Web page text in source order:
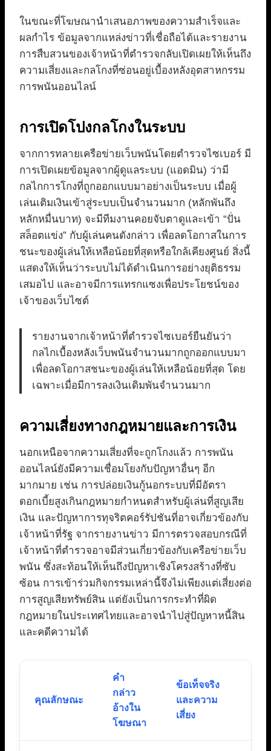
ในขณะที่โฆษณานำเสนอภาพของความสำเร็จและ
ผลกำไร ข้อมูลจากแหล่งข่าวที่เชื่อถือได้และรายงาน
การสืบสวนของเจ้าหน้าที่ตำรวจกลับเปิดเผยให้เห็นถึง
ความเสี่ยงและกลโกงที่ซ่อนอยู่เบื้องหลังอุตสาหกรรม
การพนันออนไลน์
การเปิดโปงกลโกงในระบบ
จากการทลายเครือข่ายเว็บพนันโดยตำรวจไซเบอร์ มี
การเปิดเผยข้อมูลจากผู้ดูแลระบบ (แอดมิน) ว่ามี
กลไกการโกงที่ถูกออกแบบมาอย่างเป็นระบบ เมื่อผู้
เล่นเติมเงินเข้าสู่ระบบเป็นจำนวนมาก (หลักพันถึง
หลักหมื่นบาท) จะมีทีมงานคอยจับตาดูและเข้า “ปั่น
สล็อตแข่ง” กับผู้เล่นคนดังกล่าว เพื่อลดโอกาสในการ
ชนะของผู้เล่นให้เหลือน้อยที่สุดหรือใกล้เคียงศูนย์ สิ่งนี้
แสดงให้เห็นว่าระบบไม่ได้ดำเนินการอย่างยุติธรรม
เสมอไป และอาจมีการแทรกแซงเพื่อประโยชน์ของ
เจ้าของเว็บไซต์
รายงานจากเจ้าหน้าที่ตำรวจไซเบอร์ยืนยันว่า
กลไกเบื้องหลังเว็บพนันจำนวนมากถูกออกแบบมา
เพื่อลดโอกาสชนะของผู้เล่นให้เหลือน้อยที่สุด โดย
เฉพาะเมื่อมีการลงเงินเดิมพันจำนวนมาก
ความเสี่ยงทางกฎหมายและการเงิน
นอกเหนือจากความเสี่ยงที่จะถูกโกงแล้ว การพนัน
ออนไลน์ยังมีความเชื่อมโยงกับปัญหาอื่นๆ อีก
มากมาย เช่น การปล่อยเงินกู้นอกระบบที่มีอัตรา
ดอกเบี้ยสูงเกินกฎหมายกำหนดสำหรับผู้เล่นที่สูญเสีย
เงิน และปัญหาการทุจริตคอร์รัปชันที่อาจเกี่ยวข้องกับ
เจ้าหน้าที่รัฐ จากรายงานข่าว มีการตรวจสอบกรณีที่
เจ้าหน้าที่ตำรวจอาจมีส่วนเกี่ยวข้องกับเครือข่ายเว็บ
พนัน ซึ่งสะท้อนให้เห็นถึงปัญหาเชิงโครงสร้างที่ซับ
ซ้อน การเข้าร่วมกิจกรรมเหล่านี้จึงไม่เพียงแต่เสี่ยงต่อ
การสูญเสียทรัพย์สิน แต่ยังเป็นการกระทำที่ผิด
กฎหมายในประเทศไทยและอาจนำไปสู่ปัญหาหนี้สิน
และคดีความได้
คุณลักษณะ
คำ
กล่าว
อ้างใน
โฆษณา
ข้อเท็จจริง
และความ
เสี่ยง